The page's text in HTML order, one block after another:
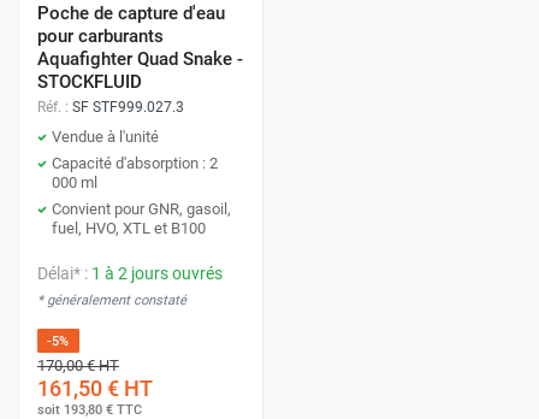
Poche de capture d'eau
pour carburants
Aquafighter Quad Snake -
STOCKFLUID
Réf. : SF STF999.027.3
Vendue à l'unité
Capacité d'absorption : 2
000 ml
Convient pour GNR, gasoil,
fuel, HVO, XTL et B100
Délai* : 1 à 2 jours ouvrés
* généralement constaté
-5%
170,00 €HT
161,50 € HT
soit 193,80 € TTC